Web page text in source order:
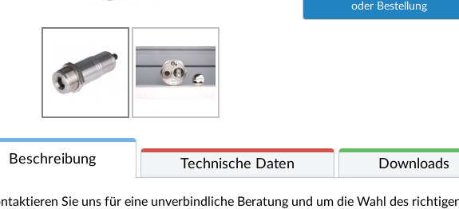
oder Bestellung
Beschreibung Technische Daten Downloads
Sie uns für eine unverbindliche Beratung und um die Wahl des